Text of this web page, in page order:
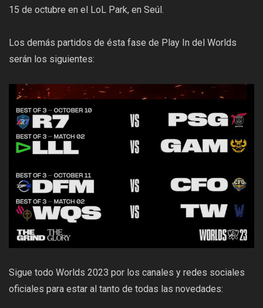
15 de octubre en el LoL Park, en Seúl.
Los demás partidos de ésta fase de Play In del Worlds
serán los siguientes:
Sigue todo Worlds 2023 por los canales y redes sociales
oficiales para estar al tanto de todas las novedades: